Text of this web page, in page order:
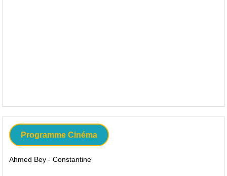
Programme Cinéma
Ahmed Bey - Constantine